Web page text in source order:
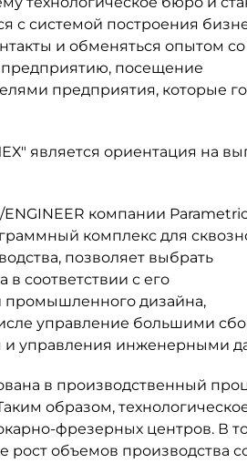
с системой построения
и обменяться опытом
предприятию, посещение
предприятия, которые
является ориентация на
компании
комплекс для
позволяет выбрать
соответствии с его
промышленного дизайна,
управление большими
и управления инженерными
в производственный
образом,
фрезерных центров. В
объемов производства